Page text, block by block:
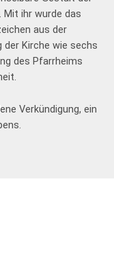
Mit ihr wurde das
aus der
der Kirche wie sechs
des Pfarrheims
Verkündigung, ein